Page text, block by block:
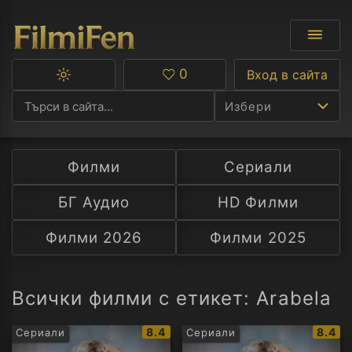
Избери
Ф
С
А
Превключване
тъмна
тема
Любими
0 Вход в сайта
Филми
Сериали
БГ Аудио
HD Филми
Филми 2026
Филми 2025
Всички филми с етикет: Arabela
Сериали
IMDb
рейтинг:
8.4 Сериали
IMDb
8.4